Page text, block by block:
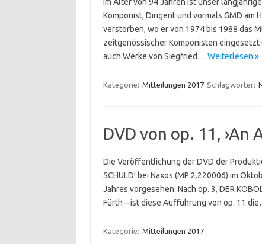
Komponist, Dirigent und vormals GMD am
verstorben, wo er von 1974 bis 1988 das
zeitgenössischer Komponisten
auch Werke von Siegfried… Weiterlesen »
Kategorie: Mitteilungen 2017 Schlagwörter:
DVD von op. 11, ›An
Die Veröffentlichung der DVD der
SCHULD! bei Naxos (MP 2.220006) im
Jahres vorgesehen. Nach op. 3, DER
Fürth – ist diese Aufführung von op. 11
Kategorie: Mitteilungen 2017